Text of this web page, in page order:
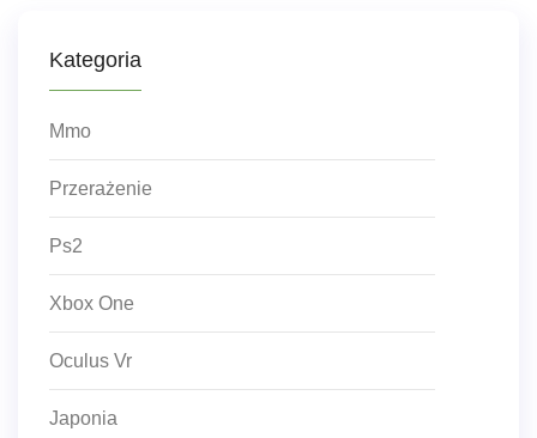
Kategoria
Mmo
Przerażenie
Ps2
Xbox One
Oculus Vr
Japonia